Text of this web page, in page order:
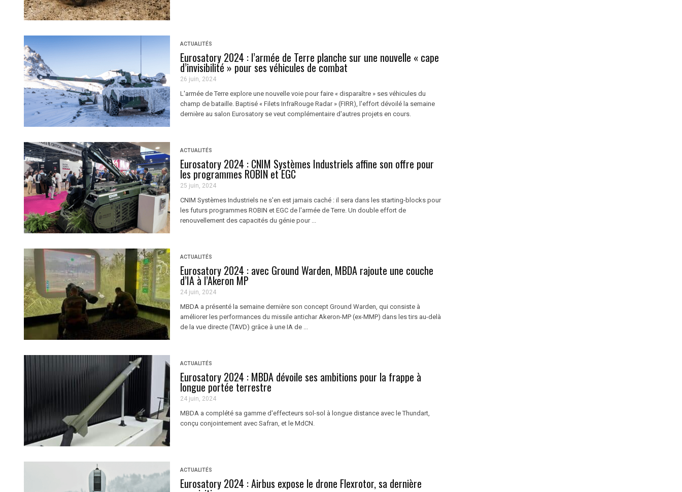
ACTUALITÉS
Eurosatory 2024 : l’armée de Terre planche sur une nouvelle « cape
d’invisibilité » pour ses véhicules de combat
26 juin, 2024
L'armée de Terre explore une nouvelle voie pour faire « disparaître » ses véhicules du
champ de bataille. Baptisé « Filets InfraRouge Radar » (FIRR), l'effort dévoilé la semaine
dernière au salon Eurosatory se veut complémentaire d'autres projets en cours.
ACTUALITÉS
Eurosatory 2024 : CNIM Systèmes Industriels affine son offre pour
les programmes ROBIN et EGC
25 juin, 2024
CNIM Systèmes Industriels ne s'en est jamais caché : il sera dans les starting-blocks pour
les futurs programmes ROBIN et EGC de l'armée de Terre. Un double effort de
renouvellement des capacités du génie pour ...
ACTUALITÉS
Eurosatory 2024 : avec Ground Warden, MBDA rajoute une couche
d’IA à l’Akeron MP
24 juin, 2024
MBDA a présenté la semaine dernière son concept Ground Warden, qui consiste à
améliorer les performances du missile antichar Akeron-MP (ex-MMP) dans les tirs au-delà
de la vue directe (TAVD) grâce à une IA de ...
ACTUALITÉS
Eurosatory 2024 : MBDA dévoile ses ambitions pour la frappe à
longue portée terrestre
24 juin, 2024
MBDA a complété sa gamme d'effecteurs sol-sol à longue distance avec le Thundart,
conçu conjointement avec Safran, et le MdCN.
ACTUALITÉS
Eurosatory 2024 : Airbus expose le drone Flexrotor, sa dernière